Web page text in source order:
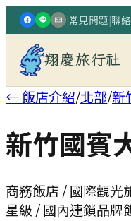
|常見問題|聯
翔慶旅行社
← 飯店介紹/北部/新
新竹國賓
商務飯店 / 國際觀光
星級 / 國內連鎖品牌